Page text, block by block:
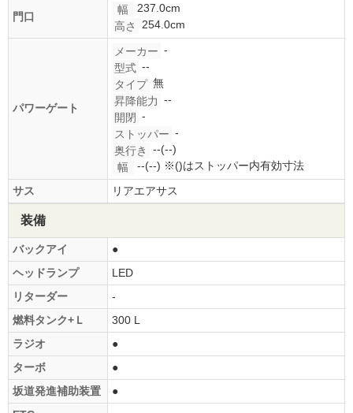
門口
幅
237.0cm
高さ
254.0cm
パワーゲート
メーカー -
型式 --
タイプ 無
昇降能力 --
開閉 -
ストッパー -
奥行き
--(--)
幅
--(--) ※()はストッパー内有効寸法
サス
リアエアサス
装備
バックアイ
●
ヘッドランプ
LED
リターダー
-
燃料タンク+Ｌ
300 L
ラジオ
●
ターボ
●
坂道発進補助装置
●